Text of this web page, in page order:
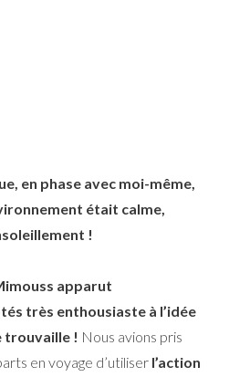
en phase avec moi-même,
était calme,
!
apparut
très enthousiaste à l’idée
trouvaille ! Nous avions pris
en voyage d’utiliser l’action